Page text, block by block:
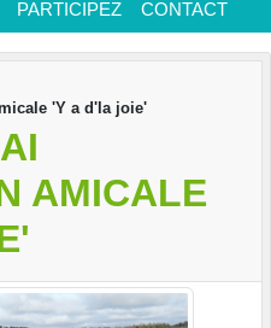
PARTICIPEZ CONTACT
'Y a d'la joie'
AMICALE